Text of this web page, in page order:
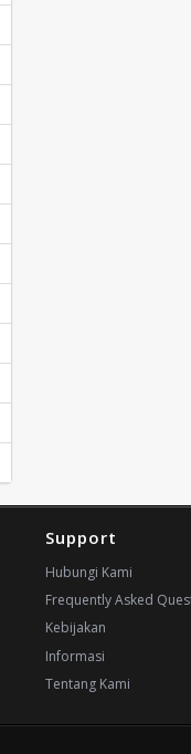
Support
Hubungi Kami
Frequently Asked
Kebijakan
Informasi
Tentang Kami